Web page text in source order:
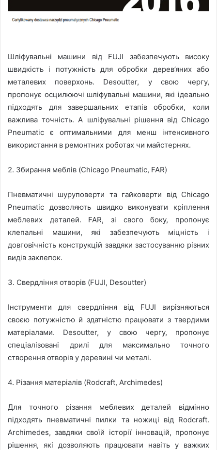
Шліфувальні машини від FUJI забезпечують високу
швидкість і потужність для обробки дерев’яних або
металевих поверхонь. Desoutter, у свою чергу,
пропонує осцилюючі шліфувальні машини, які ідеально
підходять для завершальних етапів обробки, коли
важлива точність. А шліфувальні рішення від Chicago
Pneumatic є оптимальними для менш інтенсивного
використання в ремонтних роботах чи майстернях.
2. Збирання меблів (Chicago Pneumatic, FAR)
Пневматичні шуруповерти та гайковерти від Chicago
Pneumatic дозволяють швидко виконувати кріплення
меблевих деталей. FAR, зі свого боку, пропонує
клепальні машини, які забезпечують міцність і
довговічність конструкцій завдяки застосуванню різних
видів заклепок.
3. Свердління отворів (FUJI, Desoutter)
Інструменти для свердління від FUJI вирізняються
своєю потужністю й здатністю працювати з твердими
матеріалами. Desoutter, у свою чергу, пропонує
спеціалізовані дрилі для максимально точного
створення отворів у деревині чи металі.
4. Різання матеріалів (Rodcraft, Archimedes)
Для точного різання меблевих деталей відмінно
підходять пневматичні пилки та ножиці від Rodcraft.
Archimedes, завдяки своїй історії інновацій, пропонує
рішення, які дозволяють працювати навіть у важких